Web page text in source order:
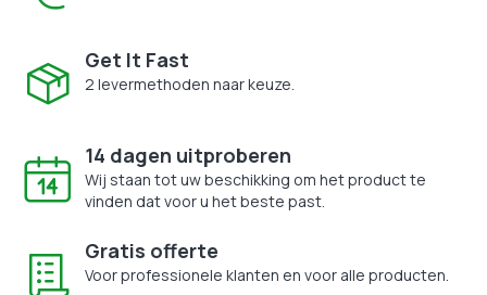
Get It Fast
2 levermethoden naar keuze.
14 dagen uitproberen
Wij staan tot uw beschikking om het product te
vinden dat voor u het beste past.
Gratis offerte
Voor professionele klanten en voor alle producten.